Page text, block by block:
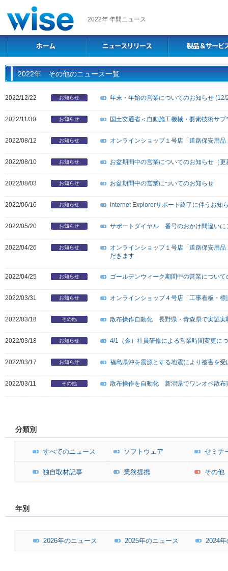
2022年 年間ニュース
2022年 その他のニュース一覧
2022/12/22 お知らせ 年末・年始の営業についてのお知らせ (12/
2022/11/30 お知らせ 国土交通省＜自動施工機械・要素技術サ
2022/08/12 お知らせ オンラインショップ１号店「道路保安用
2022/08/10 お知らせ お盆期間中の営業についてのお知らせ（更
2022/08/03 お知らせ お盆期間中の営業についてのお知らせ
2022/06/16 お知らせ Internet Explorerサポート終了に伴うお知
2022/05/20 お知らせ サポートダイヤル 番号のおかけ間違いに
2022/04/26 お知らせ
オンラインショップ１号店「道路保安用
だきます
2022/04/25 お知らせ ゴールデンウィーク期間中の営業について
2022/03/31 お知らせ オンラインショップ４号店「工事看板・
2022/03/18 その他 散布操作自動化 長野県・青森県で実証実
2022/03/18 お知らせ 4/1（金）社員研修による営業時間変更に
2022/03/17 お知らせ 福島県沖を震源とする地震により被害を
2022/03/11 その他 散布操作を自動化 新潟県でワンオペ散布
分類別
すべてのニュース ソフトウェア セミナ
独自取材記事 業務提携 その他
年別
2026年のニュース 2025年のニュース 2024